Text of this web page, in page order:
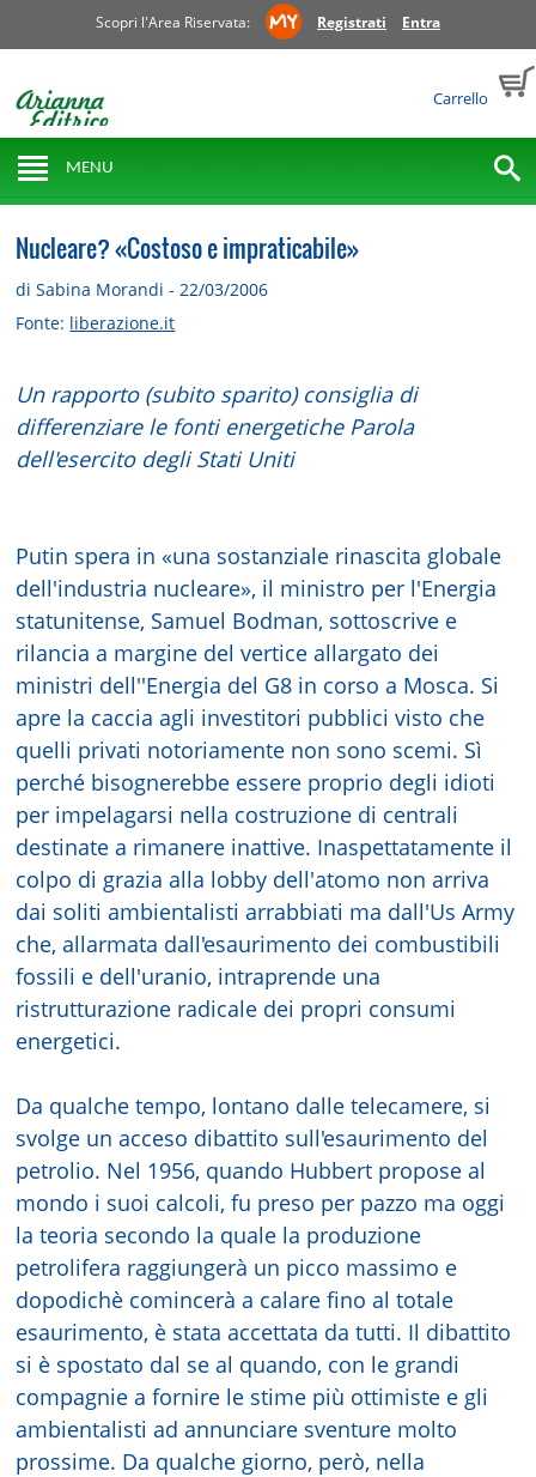
Scopri l'Area Riservata: Registrati Entra
Carrello
MENU
Nucleare? «Costoso e impraticabile»
di Sabina Morandi - 22/03/2006
Fonte: liberazione.it
Un rapporto (subito sparito) consiglia di
differenziare le fonti energetiche Parola
dell'esercito degli Stati Uniti
Putin spera in «una sostanziale rinascita globale
dell'industria nucleare», il ministro per l'Energia
statunitense, Samuel Bodman, sottoscrive e
rilancia a margine del vertice allargato dei
ministri dell''Energia del G8 in corso a Mosca. Si
apre la caccia agli investitori pubblici visto che
quelli privati notoriamente non sono scemi. Sì
perché bisognerebbe essere proprio degli idioti
per impelagarsi nella costruzione di centrali
destinate a rimanere inattive. Inaspettatamente il
colpo di grazia alla lobby dell'atomo non arriva
dai soliti ambientalisti arrabbiati ma dall'Us Army
che, allarmata dall'esaurimento dei combustibili
fossili e dell'uranio, intraprende una
ristrutturazione radicale dei propri consumi
energetici.
Da qualche tempo, lontano dalle telecamere, si
svolge un acceso dibattito sull'esaurimento del
petrolio. Nel 1956, quando Hubbert propose al
mondo i suoi calcoli, fu preso per pazzo ma oggi
la teoria secondo la quale la produzione
petrolifera raggiungerà un picco massimo e
dopodichè comincerà a calare fino al totale
esaurimento, è stata accettata da tutti. Il dibattito
si è spostato dal se al quando, con le grandi
compagnie a fornire le stime più ottimiste e gli
ambientalisti ad annunciare sventure molto
prossime. Da qualche giorno, però, nella